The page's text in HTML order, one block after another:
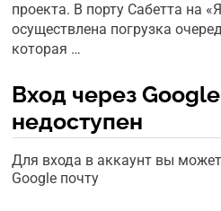
проекта. В порту Сабетта на
осуществлена погрузка
которая …
Вход через
недоступен
Для входа в аккаунт вы
Google почту